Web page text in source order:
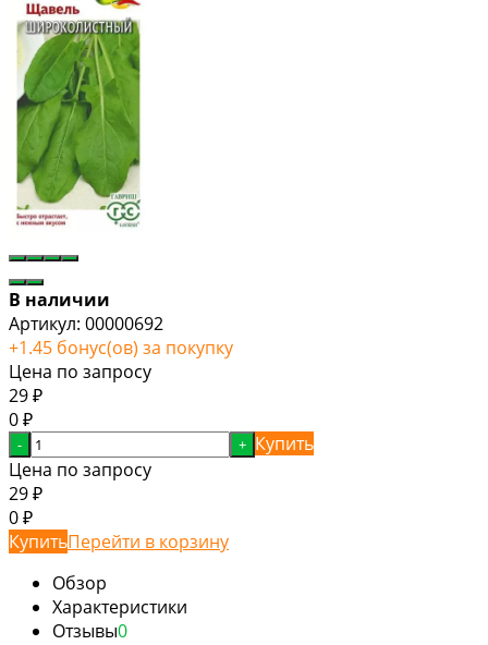
В наличии
Артикул: 00000692
+1.45 бонус(ов) за покупку
Цена по запросу
29 ₽
0 ₽
- + Купить
Цена по запросу
29 ₽
0 ₽
КупитьПерейти в корзину
Обзор
Характеристики
Отзывы0